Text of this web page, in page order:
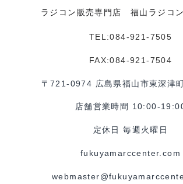
ラジコン販売専門店 福山ラジコ
TEL:084-921-7505
FAX:084-921-7504
〒721-0974 広島県福山市東深津
店舗営業時間 10:00-
定休日 毎週火曜日
fukuyamarccenter.com